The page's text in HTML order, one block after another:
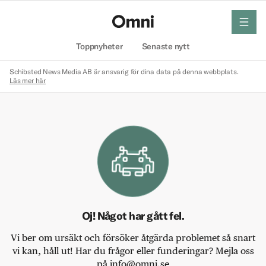
Toppnyheter Senaste nytt
meny
Schibsted News Media AB är ansvarig för dina data på denna webbplats.
Läs mer här
Oj! Något har gått fel.
Vi ber om ursäkt och försöker åtgärda problemet så snart
vi kan, håll ut! Har du frågor eller funderingar? Mejla oss